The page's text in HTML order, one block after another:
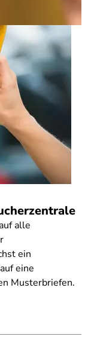
alle
ein
eine
Musterbriefen.